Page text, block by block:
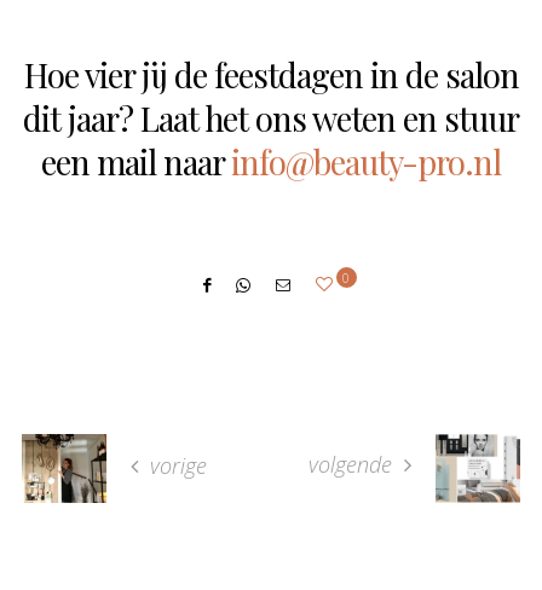
Hoe vier jij de feestdagen in de salon
dit jaar? Laat het ons weten en stuur
een mail naarinfo@beauty-pro.nl
0
vorige volgende